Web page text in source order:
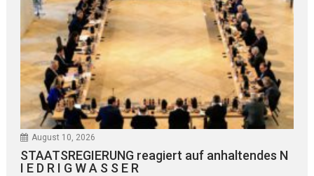
August 10, 2026
STAATSREGIERUNG reagiert auf anhaltendes N
I E D R I G W A S S E R